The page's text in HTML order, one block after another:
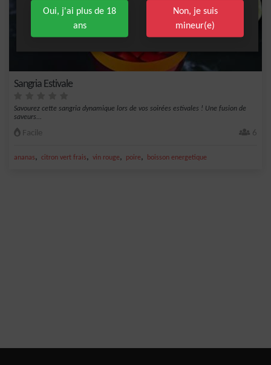
Sangria Estivale
Savourez cette sangria dynamique lors de vos soirées estivales ! Une fusion de
saveurs...
Facile 6
ananas, citron vert frais, vin rouge, poire, boisson energetique
Oui, j'ai plus de 18
ans
Non, je suis
mineur(e)